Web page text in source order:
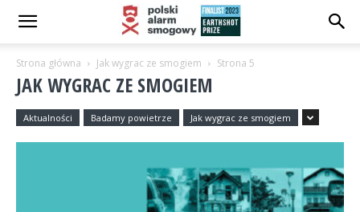
Strona główna Jak wygrac ze smogiem Strona 5
JAK WYGRAC ZE SMOGIEM
Aktualności Badamy powietrze Jak wygrac ze smogiem